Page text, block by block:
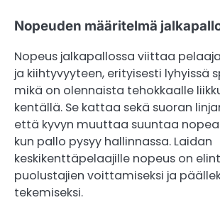
Nopeuden määritelmä
Nopeus jalkapallossa viittaa
ja kiihtyvyyteen, erityisesti lyhyissä
mikä on olennaista tehokkaalle
kentällä. Se kattaa sekä suoran
että kyvyn muuttaa suuntaa
kun pallo pysyy hallinnassa. Laidan
keskikenttäpelaajille nopeus on
puolustajien voittamiseksi ja
tekemiseksi.